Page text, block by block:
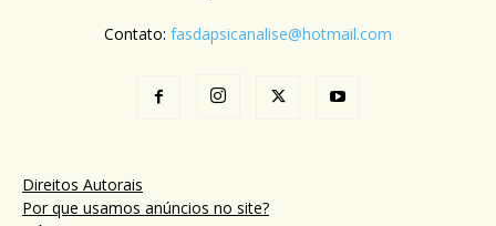
Contato: fasdapsicanalise@hotmail.com
Direitos Autorais
Por que usamos anúncios no site?